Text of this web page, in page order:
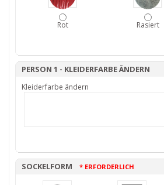
Rot Rasiert
PERSON 1 - KLEIDERFARBE ÄNDERN
Kleiderfarbe ändern
SOCKELFORM * ERFORDERLICH